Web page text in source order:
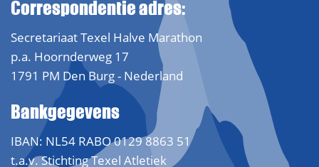
Correspondentie adres:
Secretariaat Texel Halve Marathon
p.a. Hoornderweg 17
1791 PM Den Burg - Nederland
Bankgegevens
IBAN: NL54 RABO 0129 8863 51
t.a.v. Stichting Texel Atletiek